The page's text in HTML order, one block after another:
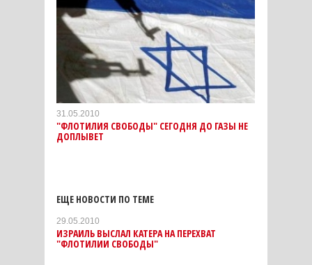
31.05.2010
"ФЛОТИЛИЯ СВОБОДЫ" СЕГОДНЯ ДО ГАЗЫ НЕ
ДОПЛЫВЕТ
ЕЩЕ НОВОСТИ ПО ТЕМЕ
29.05.2010
ИЗРАИЛЬ ВЫСЛАЛ КАТЕРА НА ПЕРЕХВАТ
"ФЛОТИЛИИ СВОБОДЫ"